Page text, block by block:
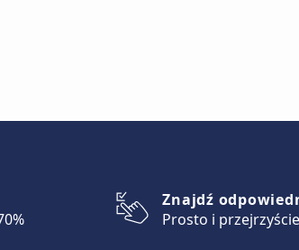
Znajdź
Prosto i przejrzyście